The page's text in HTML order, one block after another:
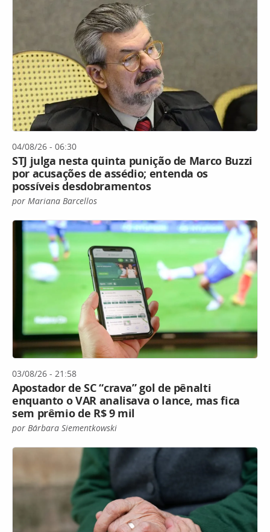
04/08/26 - 06:30
STJ julga nesta quinta punição de Marco Buzzi
por acusações de assédio; entenda os
possíveis desdobramentos
por Mariana Barcellos
03/08/26 - 21:58
Apostador de SC “crava” gol de pênalti
enquanto o VAR analisava o lance, mas fica
sem prêmio de R$ 9 mil
por Bárbara Siementkowski